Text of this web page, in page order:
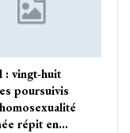
: vingt-huit
poursuivis
répit en…